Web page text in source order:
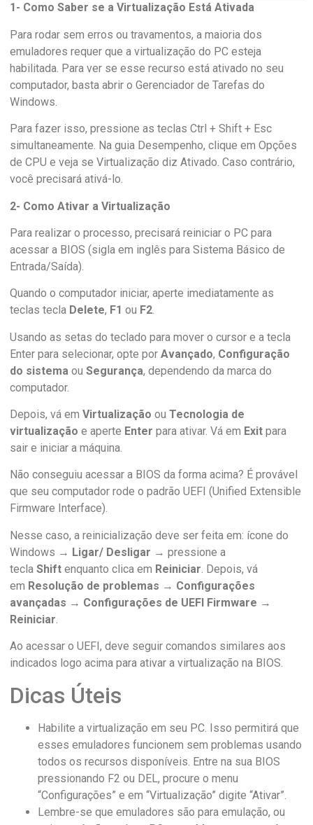
1- Como Saber se a Virtualização Está Ativada
Para rodar sem erros ou travamentos, a maioria dos
emuladores requer que a virtualização do PC esteja
habilitada. Para ver se esse recurso está ativado no seu
computador, basta abrir o Gerenciador de Tarefas do
Windows.
Para fazer isso, pressione as teclas Ctrl + Shift + Esc
simultaneamente. Na guia Desempenho, clique em Opções
de CPU e veja se Virtualização diz Ativado. Caso contrário,
você precisará ativá-lo.
2- Como Ativar a Virtualização
Para realizar o processo, precisará reiniciar o PC para
acessar a BIOS (sigla em inglês para Sistema Básico de
Entrada/Saída).
Quando o computador iniciar, aperte imediatamente as
teclas tecla Delete, F1 ou F2.
Usando as setas do teclado para mover o cursor e a tecla
Enter para selecionar, opte por Avançado, Configuração
do sistema ou Segurança, dependendo da marca do
computador.
Depois, vá em Virtualização ou Tecnologia de
virtualização e aperte Enter para ativar. Vá em Exit para
sair e iniciar a máquina.
Não conseguiu acessar a BIOS da forma acima? É provável
que seu computador rode o padrão UEFI (Unified Extensible
Firmware Interface).
Nesse caso, a reinicialização deve ser feita em: ícone do
Windows → Ligar/ Desligar → pressione a
tecla Shift enquanto clica em Reiniciar. Depois, vá
em Resolução de problemas → Configurações
avançadas → Configurações de UEFI Firmware →
Reiniciar.
Ao acessar o UEFI, deve seguir comandos similares aos
indicados logo acima para ativar a virtualização na BIOS.
Dicas Úteis
Habilite a virtualização em seu PC. Isso permitirá que
esses emuladores funcionem sem problemas usando
todos os recursos disponíveis. Entre na sua BIOS
pressionando F2 ou DEL, procure o menu
“Configurações” e em “Virtualização” digite “Ativar”.
Lembre-se que emuladores são para emulação, ou